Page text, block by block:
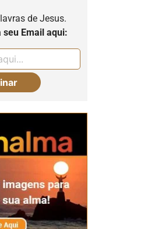
de Jesus.
seu Email aqui: